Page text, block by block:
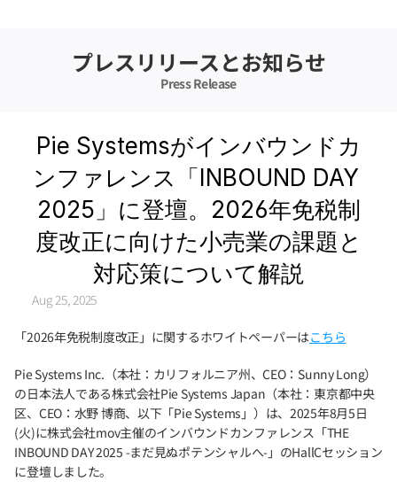
プレスリリースとお知らせ
Press Release
Pie Systemsがインバウンドカ
ンファレンス「INBOUND DAY
2025」に登壇。2026年免税制
度改正に向けた小売業の課題と
対応策について解説
Aug 25, 2025
「2026年免税制度改正」に関するホワイトペーパーはこちら
Pie Systems Inc.（本社：カリフォルニア州、CEO：Sunny Long）
の日本法人である株式会社Pie Systems Japan（本社：東京都中央
区、CEO：水野 博商、以下「Pie Systems」）は、2025年8月5日
(火)に株式会社mov主催のインバウンドカンファレンス「THE
INBOUND DAY 2025 -まだ見ぬポテンシャルへ-」のHallCセッション
に登壇しました。